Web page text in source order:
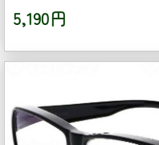
5,190円